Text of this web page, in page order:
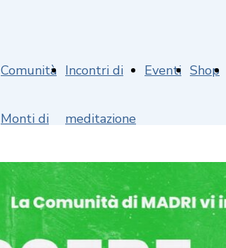
Comunità
Monti di
Madri
Incontri di
meditazione
Eventi Shop